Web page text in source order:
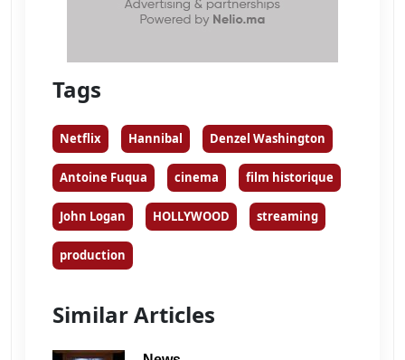
Tags
Netflix Hannibal Denzel Washington
Antoine Fuqua cinema film historique
John Logan HOLLYWOOD streaming
production
Similar Articles